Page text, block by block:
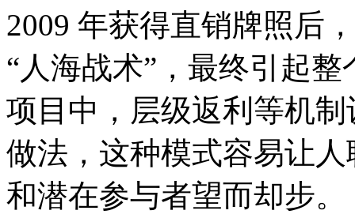
2009 年获得直销牌照后
“人海战术”，最终引起
项目中，层级返利等机
做法，这种模式容易让
和潜在参与者望而却步。